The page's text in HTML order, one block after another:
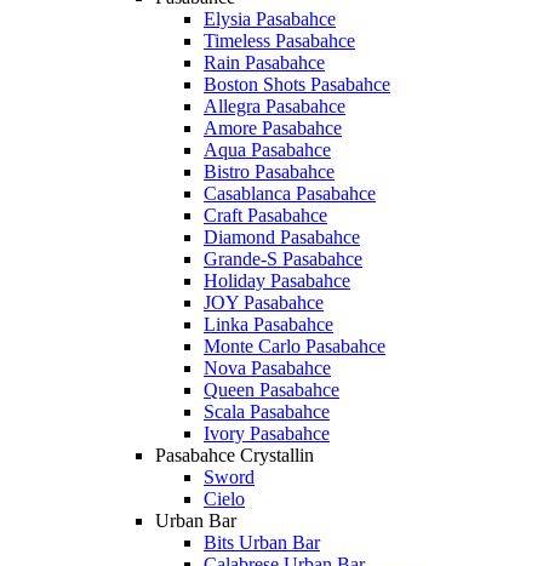
Elysia Pasabahce
Timeless Pasabahce
Rain Pasabahce
Boston Shots Pasabahce
Allegra Pasabahce
Amore Pasabahce
Aqua Pasabahce
Bistro Pasabahce
Casablanca Pasabahce
Craft Pasabahce
Diamond Pasabahce
Grande-S Pasabahce
Holiday Pasabahce
JOY Pasabahce
Linka Pasabahce
Monte Carlo Pasabahce
Nova Pasabahce
Queen Pasabahce
Scala Pasabahce
Ivory Pasabahce
Pasabahce Crystallin
Sword
Cielo
Urban Bar
Bits Urban Bar